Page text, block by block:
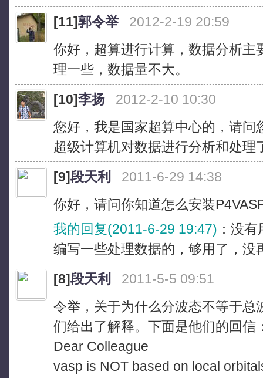
[11]郭令举
2012-2-19 20:59
你好，超算进行计算，数据分析
理一些，数据量不大。
[10]李扬
2012-2-10 10:30
您好，我是国家超算中心的，请
超级计算机对数据进行分析和处理
[9]段天利
2011-6-29 14:38
你好，请问你知道怎么安装
我的回复(2011-6-29 19:47) ：没
编写一些处理数据的，够用了，没
[8]段天利
2011-5-5 09:51
令举，关于为什么分波态不等于总
们给出了解释。下面是他们的回信
Dear Colleague
vasp is NOT based on local